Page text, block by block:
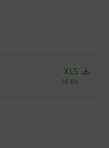
XLS
14 Kb